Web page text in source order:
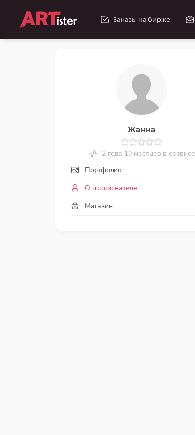
Заказы на бирже
Жанна
2 года 10 месяцев в сервисе
Портфолио
О пользователе
Магазин